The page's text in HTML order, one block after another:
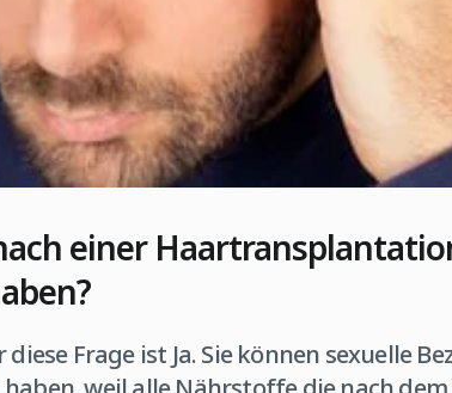
einer
Frage ist Ja. Sie können sexuelle